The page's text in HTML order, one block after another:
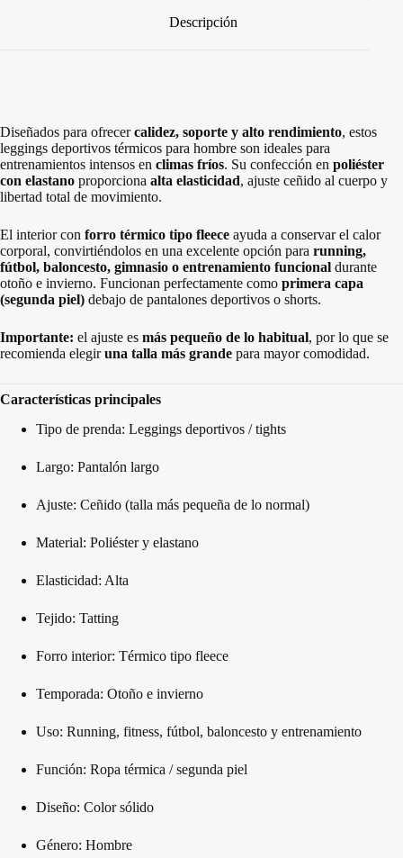
Descripción
Diseñados para ofrecercalidez, soporte y alto rendimiento, estos
leggings deportivos térmicos para hombre son ideales para
entrenamientos intensos en climas fríos. Su confección en poliéster
con elastano proporciona alta elasticidad, ajuste ceñido al cuerpo y
libertad total de movimiento.
El interior con forro térmico tipo fleece ayuda a conservar el calor
corporal, convirtiéndolos en una excelente opción para running,
fútbol, baloncesto, gimnasio o entrenamiento funcional durante
otoño e invierno. Funcionan perfectamente como primera capa
(segunda piel) debajo de pantalones deportivos o shorts.
Importante: el ajuste es más pequeño de lo habitual, por lo que se
recomienda elegiruna talla más grande para mayor comodidad.
Características principales
Tipo de prenda: Leggings deportivos / tights
Largo: Pantalón largo
Ajuste: Ceñido (talla más pequeña de lo normal)
Material: Poliéster y elastano
Elasticidad: Alta
Tejido: Tatting
Forro interior: Térmico tipo fleece
Temporada: Otoño e invierno
Uso: Running, fitness, fútbol, baloncesto y entrenamiento
Función: Ropa térmica / segunda piel
Diseño: Color sólido
Género: Hombre